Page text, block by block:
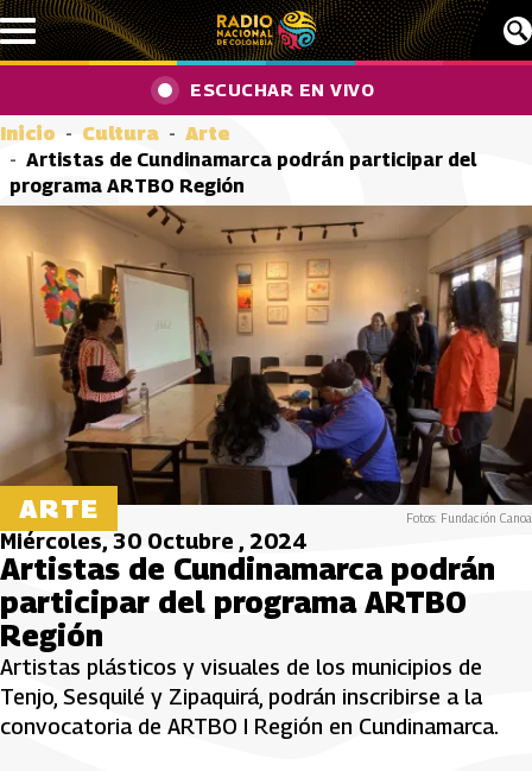
Pasar al contenido principal
ESCUCHAR EN VIVO
Inicio Cultura
Arte
Artistas de Cundinamarca podrán participar del
programa ARTBO Región
ARTE Fotos: Fundación Canoa
Miércoles, 30 Octubre , 2024
Artistas de Cundinamarca podrán
participar del programa ARTBO
Región
Artistas plásticos y visuales de los municipios de
Tenjo, Sesquilé y Zipaquirá, podrán inscribirse a la
convocatoria de ARTBO I Región en Cundinamarca.